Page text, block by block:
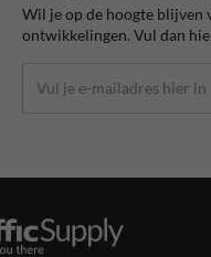
Wil je op de hoogte blijven
ontwikkelingen. Vul dan